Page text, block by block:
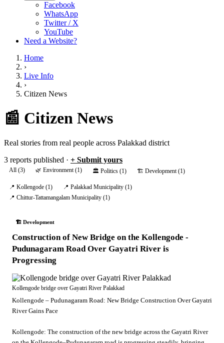
Facebook
WhatsApp
Twitter / X
YouTube
Need a Website?
Home
›
Live Info
›
Citizen News
📰 Citizen News
Real stories from real people across Palakkad district
3 reports published · + Submit yours
All (3) 🌿 Environment (1) 🏛️ Politics (1) 🏗️ Development (1)
📍 Kollengode (1)
📍 Palakkad Municipality (1)
📍 Chittur-Tattamangalam Municipality (1)
🏗️ Development
Construction of New Bridge on the Kollengode -
Pudunagaram Road Over Gayatri River is
Progressing
Kollengode bridge over Gayatri River Palakkad
Kollengode – Pudunagaram Road: New Bridge Construction Over Gayatri
River Gains Pace
Kollengode: The construction of the new bridge across the Gayatri River